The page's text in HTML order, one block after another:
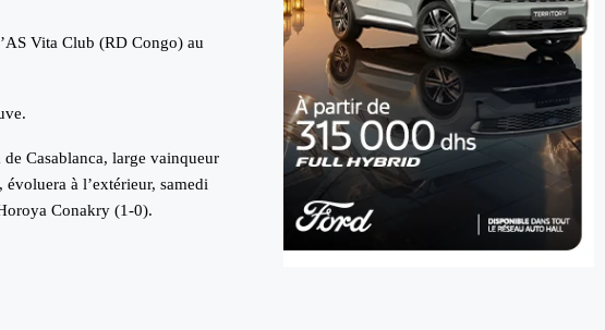
Vita Club (RD Congo) au
Casablanca, large vainqueur
à l’extérieur, samedi
Conakry (1-0).